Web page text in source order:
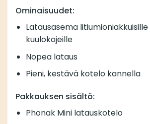
Ominaisuudet:
Latausasema
kuulokojeille
Nopea lataus
Pieni, kestävä kotelo kannella
Pakkauksen sisältö:
Phonak Mini latauskotelo